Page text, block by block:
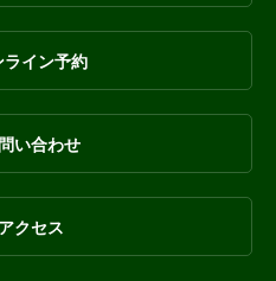
ライン予約
い合わせ
アクセス